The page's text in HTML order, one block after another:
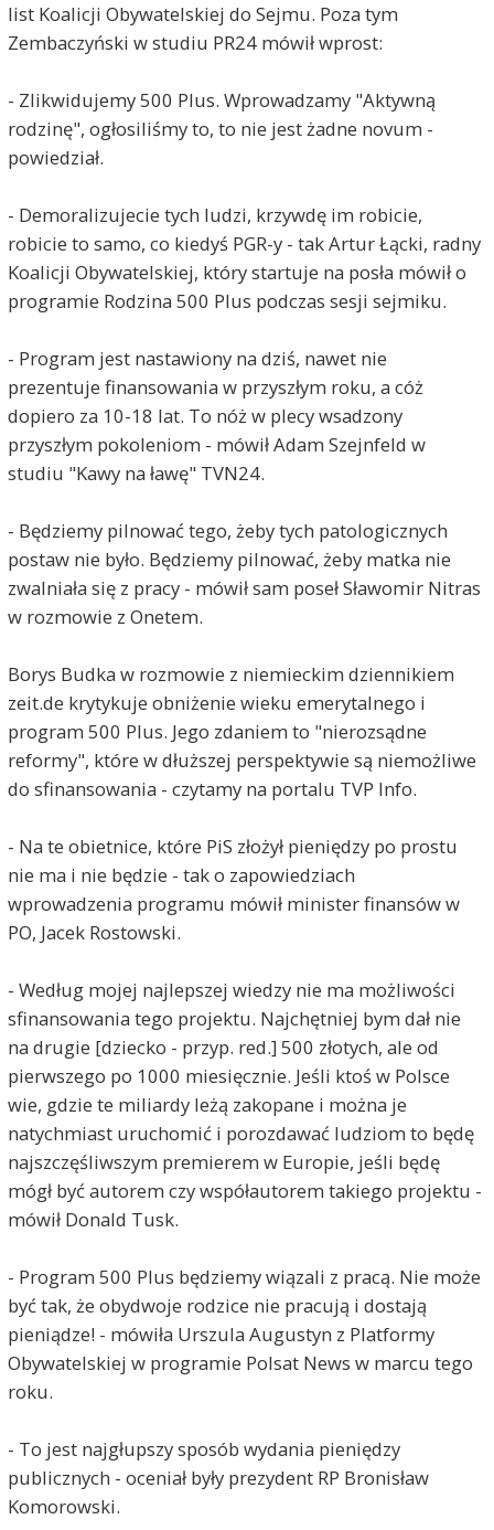
list Koalicji Obywatelskiej do Sejmu. Poza tym
Zembaczyński w studiu PR24 mówił wprost:
- Zlikwidujemy 500 Plus. Wprowadzamy "Aktywną
rodzinę", ogłosiliśmy to, to nie jest żadne novum -
powiedział.
- Demoralizujecie tych ludzi, krzywdę im robicie,
robicie to samo, co kiedyś PGR-y - tak Artur Łącki, radny
Koalicji Obywatelskiej, który startuje na posła mówił o
programie Rodzina 500 Plus podczas sesji sejmiku.
- Program jest nastawiony na dziś, nawet nie
prezentuje finansowania w przyszłym roku, a cóż
dopiero za 10-18 lat. To nóż w plecy wsadzony
przyszłym pokoleniom - mówił Adam Szejnfeld w
studiu "Kawy na ławę" TVN24.
- Będziemy pilnować tego, żeby tych patologicznych
postaw nie było. Będziemy pilnować, żeby matka nie
zwalniała się z pracy - mówił sam poseł Sławomir Nitras
w rozmowie z Onetem.
Borys Budka w rozmowie z niemieckim dziennikiem
zeit.de krytykuje obniżenie wieku emerytalnego i
program 500 Plus. Jego zdaniem to "nierozsądne
reformy", które w dłuższej perspektywie są niemożliwe
do sfinansowania - czytamy na portalu TVP Info.
- Na te obietnice, które PiS złożył pieniędzy po prostu
nie ma i nie będzie - tak o zapowiedziach
wprowadzenia programu mówił minister finansów w
PO, Jacek Rostowski.
- Według mojej najlepszej wiedzy nie ma możliwości
sfinansowania tego projektu. Najchętniej bym dał nie
na drugie [dziecko - przyp. red.] 500 złotych, ale od
pierwszego po 1000 miesięcznie. Jeśli ktoś w Polsce
wie, gdzie te miliardy leżą zakopane i można je
natychmiast uruchomić i porozdawać ludziom to będę
najszczęśliwszym premierem w Europie, jeśli będę
mógł być autorem czy współautorem takiego projektu -
mówił Donald Tusk.
- Program 500 Plus będziemy wiązali z pracą. Nie może
być tak, że obydwoje rodzice nie pracują i dostają
pieniądze! - mówiła Urszula Augustyn z Platformy
Obywatelskiej w programie Polsat News w marcu tego
roku.
- To jest najgłupszy sposób wydania pieniędzy
publicznych - oceniał były prezydent RP Bronisław
Komorowski.
Nomis 2019-10-02, godz. 13:20
I to jest konkretna odpowiedź dla p.Nitrasa (sam
się domagał) na jego pytanie "w rozmowie pod
krawatem"... Odpowiedzi na inne ( jego) pytania
2019-10-02, godz. 14:02
Fajny propagandowy wyborczy spot PiS.
Rozumiem, że Komitet Wyborczy PiS pokrył koszta
publikacji tego artykułu wyborczego i że ten koszt
KW PiS dla Państwowej Komisji Wyborczej.
Jeśli nie - to PROKURATOR.....
RaF 2019-10-02, godz. 18:01
...„Pracownicy TVP odmawiający podania nazwisk
tuż przed debatą próbowali właśnie zdjąć polską
flagę ze stanowiska Jacka Wilka reprezentującego
Konfederację. Doszło do dwóch konfrontacji w
trakcie, których musiałem zagrozić użyciem siły.
(…) Skandal!” – napisał na Twitterze Bosak,
dołączając krótkie nagrania. Zaznaczył też, że
zachowują. Sasin stał tuż obok i udawał, że nic nie
widzi”.
to jest ich prawdziwa twarz - dodatkowo przy
wygranej pisu dojdzie realizacja ustawy 447...
poważnie? na takich "polaków" z POPiS chcecie
RaF 2019-10-02, godz. 18:58
przepraszam ale zapomniałem napisać do
młodszych - nie zapomnijcie że zapłacicie od